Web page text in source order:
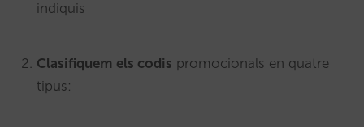
indiquis
Clasifiquem els codis promocionals en quatre
tipus: